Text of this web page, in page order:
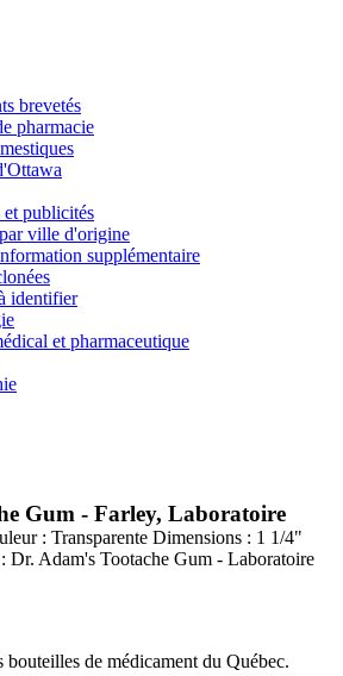
brevetés
pharmacie
publicités
ville d'origine
supplémentaire
identifier
et pharmaceutique
Gum - Farley, Laboratoire
: Transparente Dimensions : 1 1/4"
Dr. Adam's Tootache Gum - Laboratoire
de médicament du Québec.